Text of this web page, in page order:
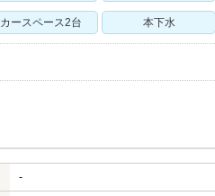
カースペース2台 本下水
-